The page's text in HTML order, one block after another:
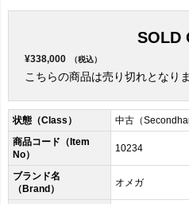
SOLD
¥338,000 （税込）
こちらの商品は売り切れとなり
状態（Class）
中古（
商品コード（Item
No）
10234
ブランド名
（Brand）
オメガ